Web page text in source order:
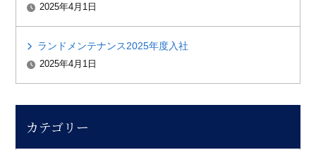
2025年4月1日
ランドメンテナンス2025年度入社
2025年4月1日
カテゴリー